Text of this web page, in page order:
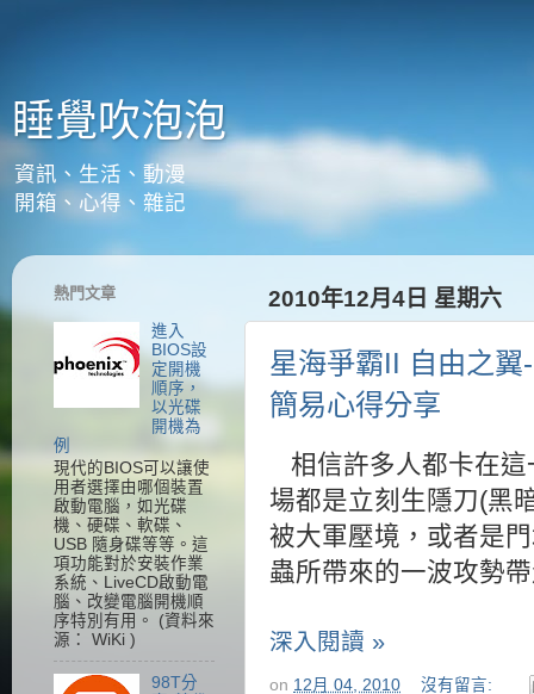
睡覺吹泡泡
資訊、生活、動漫
開箱、心得、雜記
2010年12月4日 星期六
星海爭霸II 自由之
簡易心得分享
相信許多人都卡在這
場都是立刻生隱刀(黑
被大軍壓境，或者是
蟲所帶來的一波攻勢
深入閱讀 »
on 12月 04, 2010
沒有留言:
熱門文章
進入
BIOS設
定開機
順序，
以光碟
開機為
例
現代的BIOS可以讓使
用者選擇由哪個裝置
啟動電腦，如光碟
機、硬碟、軟碟、
USB 隨身碟等等。這
項功能對於安裝作業
系統、LiveCD啟動電
腦、改變電腦開機順
序特別有用。 (資料來
源： WiKi )
98T分